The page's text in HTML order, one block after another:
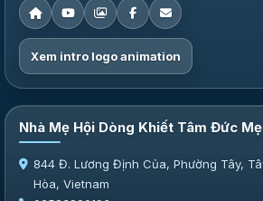
Xem intro logo animation
Nhà Mẹ Hội Dòng Khiết Tâm Đức
844 Đ. Lương Định Của, Phường Tây,
Hòa, Vietnam